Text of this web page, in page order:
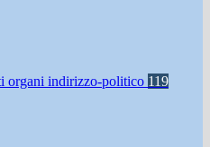
organi indirizzo-politico 119